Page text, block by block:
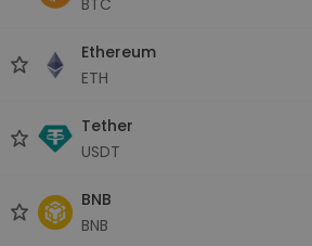
Ethereum
ETH
Tether
USDT
BNB
BNB